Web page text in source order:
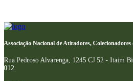
Associação Nacional de Atiradores, Colecionadores
Rua Pedroso Alvarenga, 1245 CJ 52 - Itaim
012